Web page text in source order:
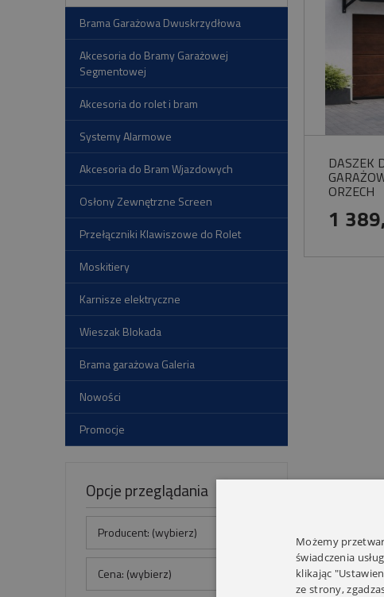
Brama Garażowa Dwuskrzydłowa
Akcesoria do Bramy Garażowej
Segmentowej
Akcesoria do rolet i bram
Systemy Alarmowe
Akcesoria do Bram Wjazdowych
Osłony Zewnętrzne Screen
Przełączniki Klawiszowe do Rolet
Moskitiery
Karnisze elektryczne
Wieszak Blokada
Brama garażowa Galeria
Nowości
Promocje
Opcje przeglądania
Producent: (wybierz)
Cena: (wybierz)
DASZEK
ORZECH
1
Możemy
świadczenia
klikając
ze strony,